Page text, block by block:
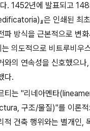
. 1452년에 발표되고
』은 인쇄된 최
파 방식을 근본적으로 변
는 의도적으로 비트루비우
와의 연속성을 신호했으나
다.
티는 "리네아멘타
구조/물질)"를 이론적
적 건축 행위와는 별개인,